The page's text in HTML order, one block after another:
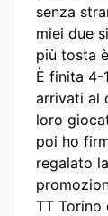
senza
miei due
più tosta
È finita 4-
arrivati al
loro
poi ho
regalato
TT Torino